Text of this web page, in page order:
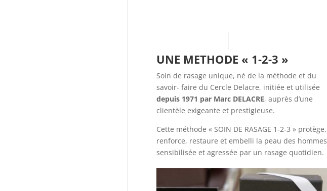
UNE METHODE « 1-2-3 »
Soin de rasage unique, né de la méthode et du
savoir- faire du Cercle Delacre, initiée et utilisée
depuis 1971 par Marc DELACRE, auprès d’une
clientèle exigeante et prestigieuse.
Cette méthode « SOIN DE RASAGE 1-2-3 » protège,
renforce, restaure et embelli la peau des hommes
sensibilisée et agressée par un rasage quotidien.